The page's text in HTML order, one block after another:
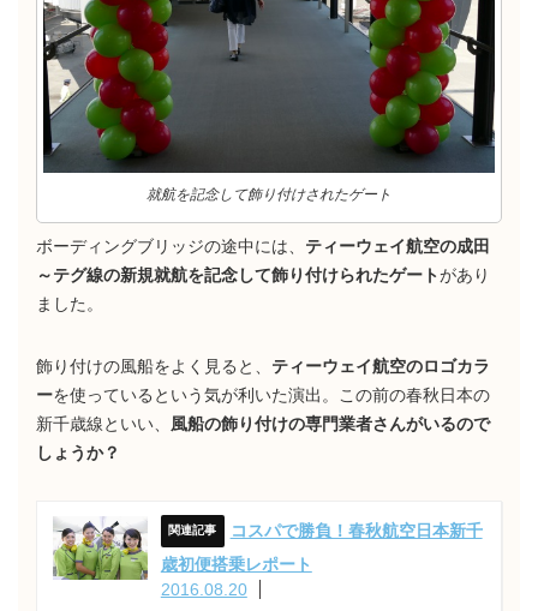
就航を記念して飾り付けされたゲート
ボーディングブリッジの途中には、 ティーウェイ航空の成田
～テグ線の新規就航を記念して飾り付けられたゲートがあり
ました。
飾り付けの風船をよく見ると、 ティーウェイ航空のロゴカラ
ーを使っているという気が利いた演出。この前の春秋日本の
新千歳線といい、 風船の飾り付けの専門業者さんがいるので
しょうか？
コスパで勝負！春秋航空日本新千
歳初便搭乗レポート
2016.08.20